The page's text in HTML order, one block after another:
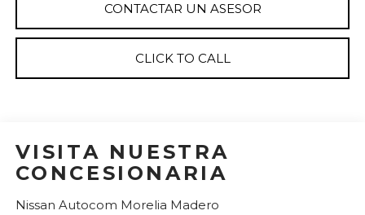
CONTACTAR UN ASESOR
CLICK TO CALL
VISITA NUESTRA
CONCESIONARIA
Nissan Autocom Morelia Madero